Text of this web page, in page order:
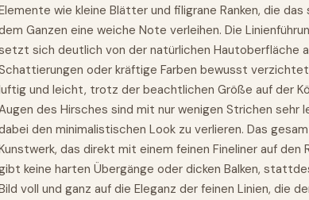
wie kleine Blätter und filigrane Ranken, die
Ganzen eine weiche Note verleihen. Die
sich deutlich von der natürlichen Hautoberfläche
oder kräftige Farben bewusst
und leicht, trotz der beachtlichen Größe auf der
des Hirsches sind mit nur wenigen Strichen sehr
den minimalistischen Look zu verlieren. Das
das direkt mit einem feinen Fineliner auf den
keine harten Übergänge oder dicken Balken,
voll und ganz auf die Eleganz der feinen Linien, die